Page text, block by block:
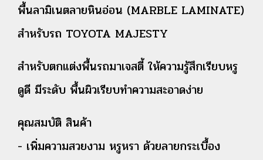
พื้นลามิเนตลายหินอ่อน (MARBLE LAMINATE)
สำหรับรถ TOYOTA MAJESTY
สำหรับตกแต่งพื้นรถมาเจสตี้ ให้ความรู้สึกเรียบหรู
ดูดี มีระดับ พื้นผิวเรียบทำความสะอาดง่าย
คุณสมบัติ สินค้า
- เพิ่มความสวยงาม หรูหรา ด้วยลายกระเบื้อง